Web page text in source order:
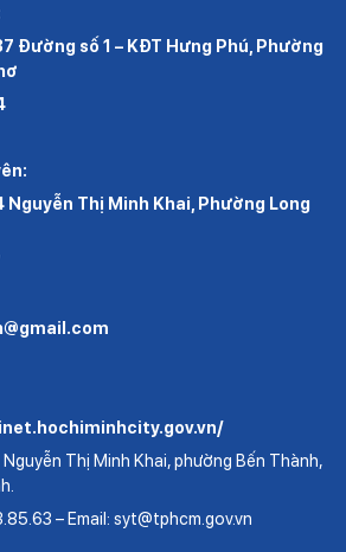
Đường số 1 – KĐT Hưng Phú, Phường
Thị Minh Khai, Phường Long
Thị Minh Khai, phường Bến Thành,
– Email: syt@tphcm.gov.vn